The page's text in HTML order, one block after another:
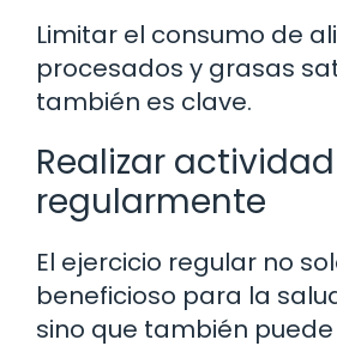
Limitar el consumo de
procesados y grasas
también es clave.
Realizar
regularmente
El ejercicio regular no
beneficioso para la
sino que también